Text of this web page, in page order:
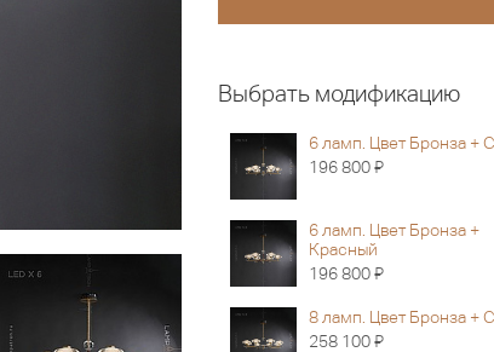
Выбрать модификацию
6 ламп. Цвет Бронза +
196 800Я
6 ламп. Цвет Бронза +
Красный
196 800Я
8 ламп. Цвет Бронза +
258 100Я